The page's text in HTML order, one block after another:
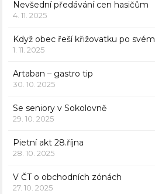
Nevšední předávání cen hasičům
4. 11. 2025
Když obec řeší křižovatku po svém
1. 11. 2025
Artaban – gastro tip
30. 10. 2025
Se seniory v Sokolovně
29. 10. 2025
Pietní akt 28.října
28. 10. 2025
V ČT o obchodních zónách
27. 10. 2025